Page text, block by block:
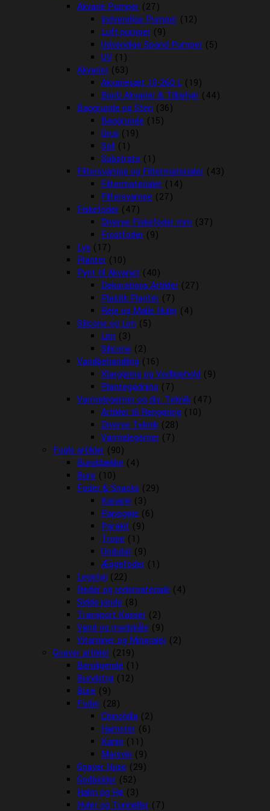
Akvarie Pumper (27)
Indvendige Pumper (12)
Luft pumper (9)
Udvendige Spand Pumper (5)
UV (1)
Akvarier (63)
Akvariesæt 10-260 L (19)
Biorb Akvarier & Tilbehør (44)
Baggrunde og Sten (36)
Baggrunde (15)
Grus (19)
Soil (1)
Substrate (1)
Filtersvampe og Filtermaterialer (43)
Filtermaterialer (14)
Filtersvampe (27)
Fiskefoder (47)
Diverse Fiskefoder mm (37)
Frostfoder (9)
Lys (17)
Planter (10)
Pynt til Akvariet (40)
Dekorations Artikler (27)
Plastik Planter (7)
Reje og Malle Huler (4)
Silicone og Lim (5)
Lim (3)
Silicone (2)
Vandbehandling (16)
Klargøring og Vedligehold (9)
Plantegødning (7)
Varmelegemer og div. Teknik (47)
Artikler til Rengøring (10)
Diverse Teknik (28)
Varmelegemer (7)
Fugle artikler (90)
Bunddække (4)
Bure (10)
Foder & Snacks (29)
Kanarie (3)
Papegøje (6)
Parakit (9)
Trope (1)
Undulat (9)
Æggefoder (1)
Legetøj (22)
Reder og redemateriale (4)
Sidde pinde (8)
Transport Kasser (2)
Vand og madskåle (9)
Vitaminer og Mineraler (2)
Gnaver artikler (219)
Beroligende (1)
Bundstrø (12)
Bure (9)
Foder (28)
Chinchilla (2)
Hamster (6)
Kanin (11)
Marsvin (9)
Gnaver Huse (29)
Godbidder (52)
Halm og Hø (3)
Huler og Tunneller (7)